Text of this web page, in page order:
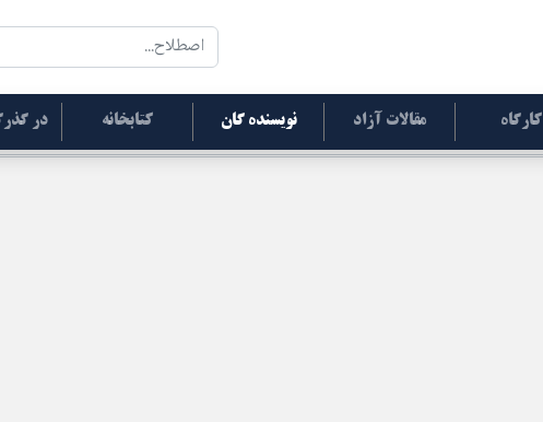
کارگاه مقالات آزاد نویسنده گان کتابخانه در